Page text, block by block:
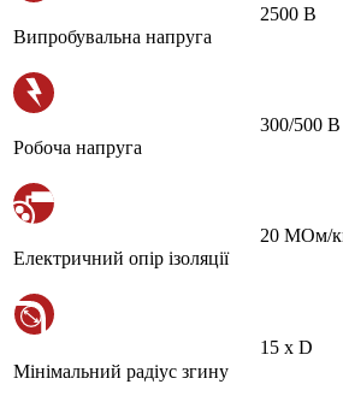
Випробувальна напруга
2500 В
Робоча напруга
300/500 В
Електричний опір ізоляції
20 МОм/
Мінімальний радіус згину
15 х D